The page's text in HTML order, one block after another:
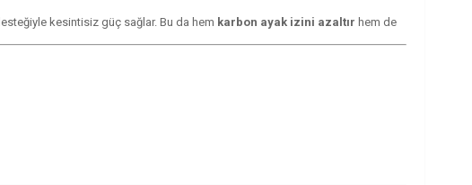
kesintisiz güç sağlar. Bu da hem karbon ayak izini azaltır hem de